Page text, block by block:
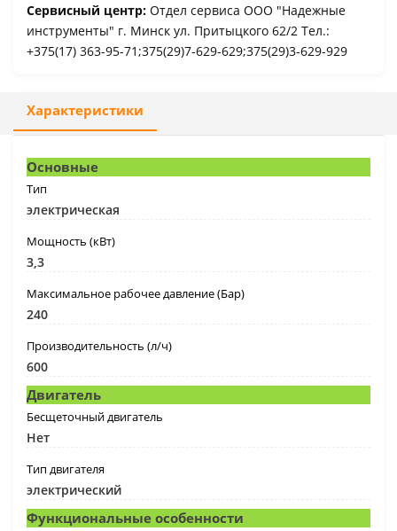
Сервисный центр: Отдел сервиса ООО "Надежные
инструменты" г. Минск ул. Притыцкого 62/2 Тел.:
+375(17) 363-95-71;375(29)7-629-629;375(29)3-629-929
Характеристики
Основные
Тип
электрическая
Мощность (кВт)
3,3
Максимальное рабочее давление (Бар)
240
Производительность (л/ч)
600
Двигатель
Бесщеточный двигатель
Нет
Тип двигателя
электрический
Функциональные особенности